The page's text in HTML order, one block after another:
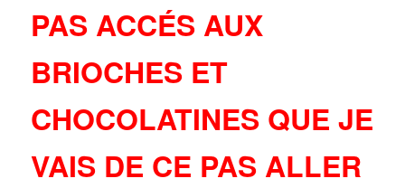
PAS ACCÉS AUX
BRIOCHES ET
CHOCOLATINES QUE JE
VAIS DE CE PAS ALLER